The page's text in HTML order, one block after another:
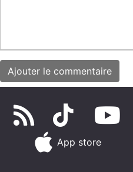
App store